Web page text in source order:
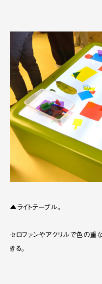
▲ライトテーブル。
セロファンやアクリルで色の重
きる。